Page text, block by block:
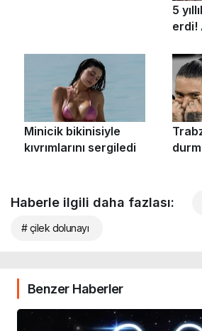
Haberle ilgili daha fazlası:
# çilek dolunayı
Benzer Haberler